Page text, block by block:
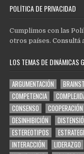
POLÍTICA DE PRIVACIDAD
Cumplimos con las
otros países.Consultá
LOS TEMAS DE DINÁMICAS
ARGUMENTACIÓN
COMPETENCIA
CONSENSO
COOPERACIÓN
DESINHIBICIÓN
ESTEREOTIPOS
INTERACCIÓN
LIDERAZGO